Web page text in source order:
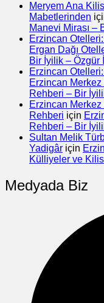
Meryem Ana
Mabetlerinden
Manevi Mirası –
Erzincan
Ergan Dağı
Bir İyilik – Özgür
Erzincan
Erzincan
Rehberi – Bir
Erzincan
Rehberi için
Rehberi – Bir
Sultan Melik
Yadigâr için
Külliyeler ve
Medyada Biz